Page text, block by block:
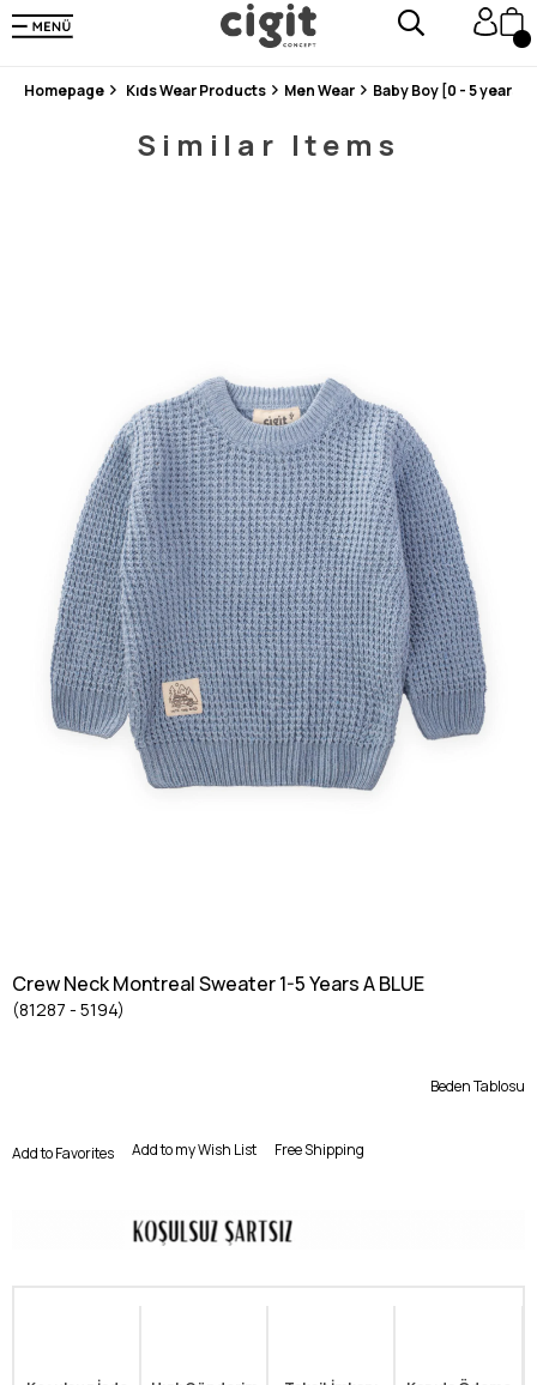
En Uygun Fiyat Garantisi !
300₺ ve Üzeri Alışverişlerde Kargo Ücretsiz !
Homepage Kıds Wear Products Men Wear Baby Boy [0 - 5 years]
Similar Items
Crew Neck Montreal Sweater 1-5 Years A BLUE
(81287 - 5194)
Beden Tablosu
Add to Favorites Add to my Wish List Free Shipping